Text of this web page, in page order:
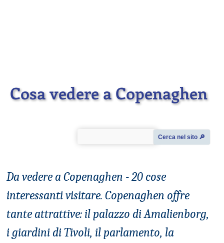
Cosa vedere a Copenaghen
Cerca nel sito 🔎︎
Da vedere a Copenaghen - 20 cose
interessanti visitare. Copenaghen offre
tante attrattive: il palazzo di Amalienborg,
i giardini di Tivoli, il parlamento, la